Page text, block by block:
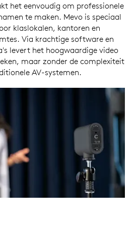
het eenvoudig om professionele
te maken. Mevo is speciaal
klaslokalen, kantoren en
Via krachtige software en
levert het hoogwaardige video
maar zonder de complexiteit
AV-systemen.